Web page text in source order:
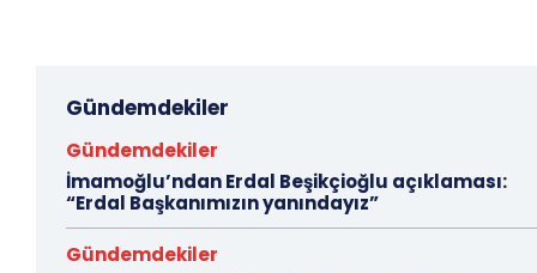
Gündemdekiler
Gündemdekiler
İmamoğlu’ndan Erdal Beşikçioğlu açıklaması:
“Erdal Başkanımızın yanındayız”
Gündemdekiler